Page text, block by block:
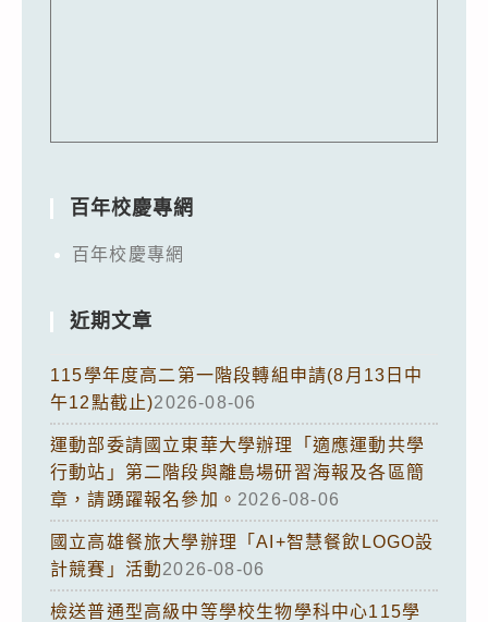
百年校慶專網
百年校慶專網
近期文章
115學年度高二第一階段轉組申請(8月13日中
午12點截止)2026-08-06
運動部委請國立東華大學辦理「適應運動共學
行動站」第二階段與離島場研習海報及各區簡
章，請踴躍報名參加。 2026-08-06
國立高雄餐旅大學辦理「AI+智慧餐飲LOGO設
計競賽」活動2026-08-06
檢送普通型高級中等學校生物學科中心115學